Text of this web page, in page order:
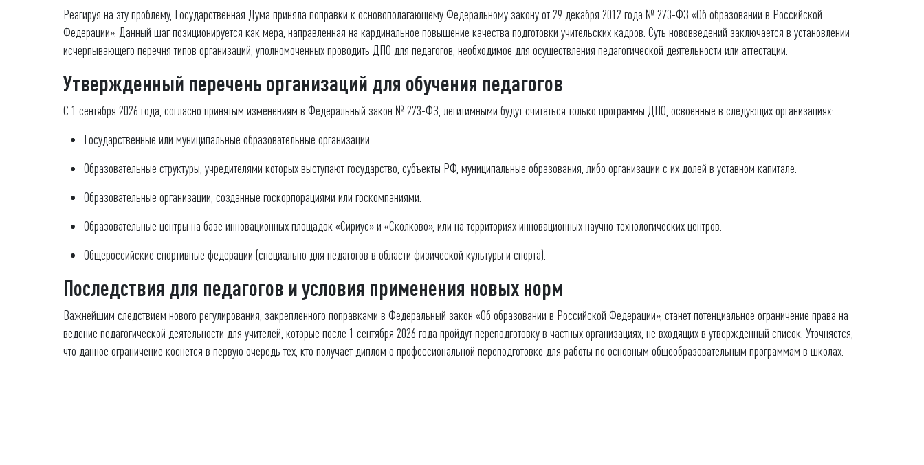
Реагируя на эту проблему, Государственная Дума приняла поправки к основополагающему Федеральному закону от 29 декабря 2012 года № 273-ФЗ «Об образовании в Российской
Федерации». Данный шаг позиционируется как мера, направленная на кардинальное повышение качества подготовки учительских кадров. Суть нововведений заключается в установлении
исчерпывающего перечня типов организаций, уполномоченных проводить ДПО для педагогов, необходимое для осуществления педагогической деятельности или аттестации.
Утвержденный перечень организаций для обучения педагогов
С 1 сентября 2026 года, согласно принятым изменениям в Федеральный закон № 273-ФЗ, легитимными будут считаться только программы ДПО, освоенные в следующих организациях:
Государственные или муниципальные образовательные организации.
Образовательные структуры, учредителями которых выступают государство, субъекты РФ, муниципальные образования, либо организации с их долей в уставном капитале.
Образовательные организации, созданные госкорпорациями или госкомпаниями.
Образовательные центры на базе инновационных площадок «Сириус» и «Сколково», или на территориях инновационных научно-технологических центров.
Общероссийские спортивные федерации (специально для педагогов в области физической культуры и спорта).
Последствия для педагогов и условия применения новых норм
Важнейшим следствием нового регулирования, закрепленного поправками в Федеральный закон «Об образовании в Российской Федерации», станет потенциальное ограничение права на
ведение педагогической деятельности для учителей, которые после 1 сентября 2026 года пройдут переподготовку в частных организациях, не входящих в утвержденный список. Уточняется,
что данное ограничение коснется в первую очередь тех, кто получает диплом о профессиональной переподготовке для работы по основным общеобразовательным программам в школах.